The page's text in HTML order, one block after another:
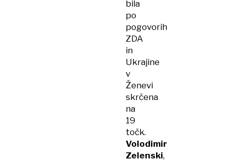
bila
po
pogovorih
ZDA
in
Ukrajine
v
Ženevi
skrčena
na
19
točk.
Volodimir
Zelenski,